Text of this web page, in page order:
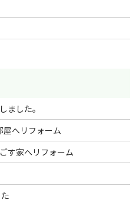
ました。
屋へリフォーム
す家へリフォーム